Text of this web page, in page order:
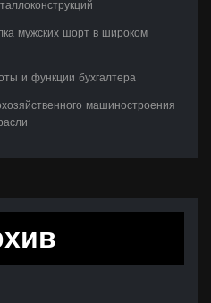
мужских шорт в широком
и функции бухгалтера
машиностроения